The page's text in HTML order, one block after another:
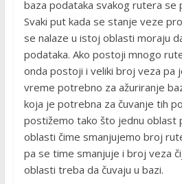
baza podataka svakog rutera se
Svaki put kada se stanje veze
se nalaze u istoj oblasti moraju
podataka. Ako postoji mnogo
onda postoji i veliki broj veza pa
vreme potrebno za ažuriranje
koja je potrebna za čuvanje tih
postižemo tako što jednu oblast
oblasti čime smanjujemo broj
pa se time smanjuje i broj veza
oblasti treba da čuvaju u bazi.